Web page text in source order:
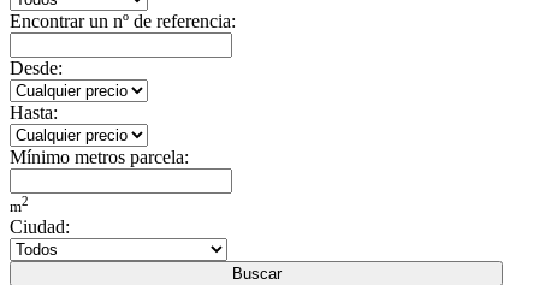
Encontrar un nº de referencia:
Desde:
Hasta:
Mínimo metros parcela:
m2
Ciudad:
Buscar